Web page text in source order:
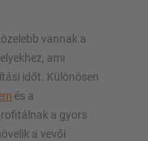
vannak a
ami
időt. Különösen
és a
a gyors
a vevői